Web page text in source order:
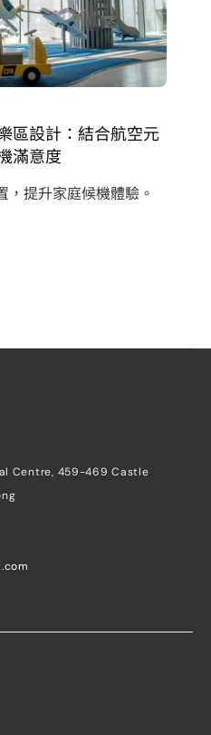
區設計：結合航空元
滿意度
提升家庭候機體驗。
Centre, 459-469 Castle